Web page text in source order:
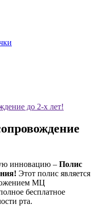
до 2-х лет!
инновацию – Полис
Этот полис является
МЦ
бесплатное
рта.